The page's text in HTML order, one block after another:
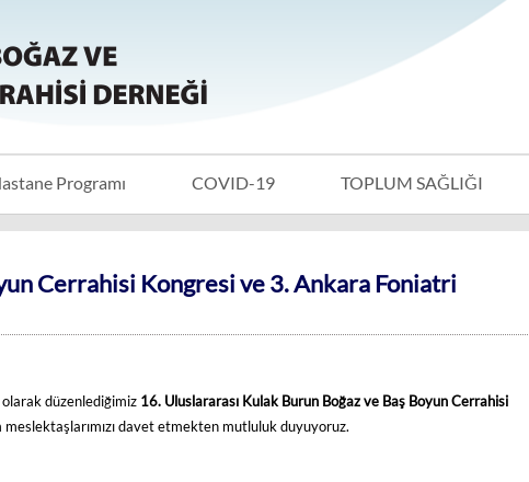
Programı COVID-19 TOPLUM SAĞLIĞI
Cerrahisi Kongresi ve 3. Ankara Foniatri
düzenlediğimiz 16. Uluslararası Kulak Burun Boğaz ve Baş Boyun Cerrahisi
meslektaşlarımızı davet etmekten mutluluk duyuyoruz.